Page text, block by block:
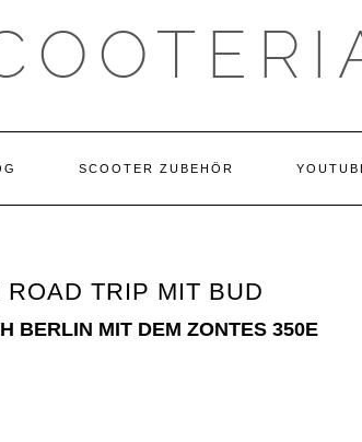
SCOOTER ZUBEHÖR
TRIP MIT BUD
BERLIN MIT DEM ZONTES 350E